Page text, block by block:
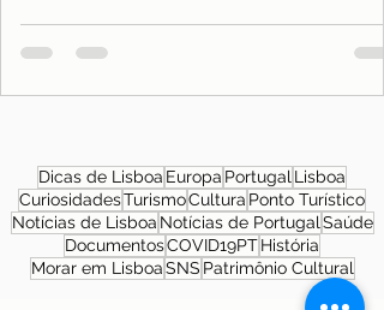
Dicas de Lisboa Europa Portugal Lisboa
CuriosidadesTurismoCultura Ponto Turístico
Notícias de Lisboa Notícias de Portugal Saúde
DocumentosCOVID19PTHistória
Morar em LisboaSNS Patrimônio Cultural